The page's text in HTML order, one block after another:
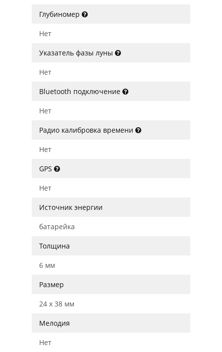
Глубиномер
Нет
Указатель фазы луны
Нет
Bluetooth подключение
Нет
Радио калибровка времени
Нет
GPS
Нет
Источник энергии
батарейка
Толщина
6 мм
Размер
24 x 38 мм
Мелодия
Нет